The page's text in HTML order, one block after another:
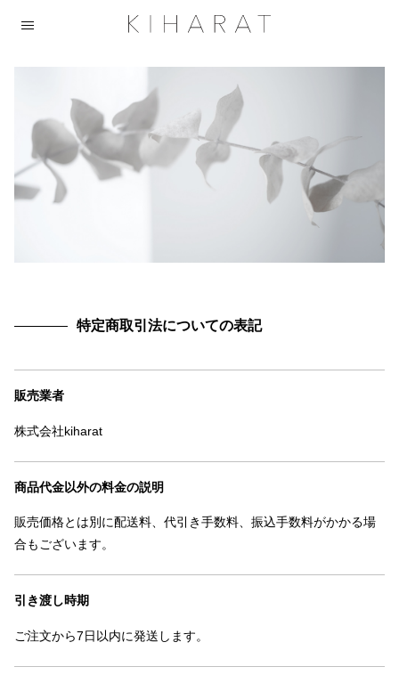
特定商取引法についての表記
販売業者
株式会社kiharat
商品代金以外の料金の説明
販売価格とは別に配送料、代引き手数料、振込手数料がかかる場
合もございます。
引き渡し時期
ご注文から7日以内に発送します。